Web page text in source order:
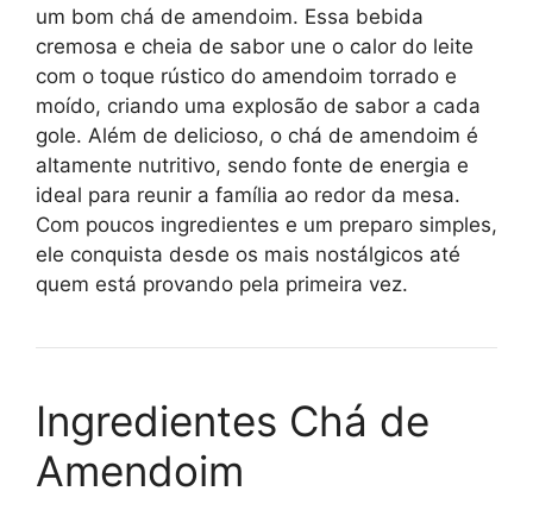
um bom chá de amendoim. Essa bebida
cremosa e cheia de sabor une o calor do leite
com o toque rústico do amendoim torrado e
moído, criando uma explosão de sabor a cada
gole. Além de delicioso, o chá de amendoim é
altamente nutritivo, sendo fonte de energia e
ideal para reunir a família ao redor da mesa.
Com poucos ingredientes e um preparo simples,
ele conquista desde os mais nostálgicos até
quem está provando pela primeira vez.
Ingredientes Chá de
Amendoim